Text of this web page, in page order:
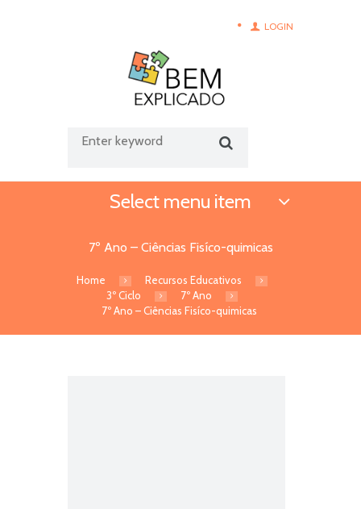
LOGIN
Select menu item
7º Ano – Ciências Fisíco-quimicas
Home
Recursos Educativos
3º Ciclo
7º Ano
7º Ano – Ciências Fisíco-quimicas